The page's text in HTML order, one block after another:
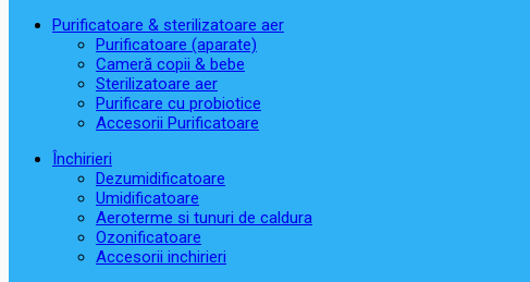
Purificatoare & sterilizatoare aer
Purificatoare (aparate)
Cameră copii & bebe
Sterilizatoare aer
Purificare cu probiotice
Accesorii Purificatoare
Închirieri
Dezumidificatoare
Umidificatoare
Aeroterme si tunuri de caldura
Ozonificatoare
Accesorii inchirieri